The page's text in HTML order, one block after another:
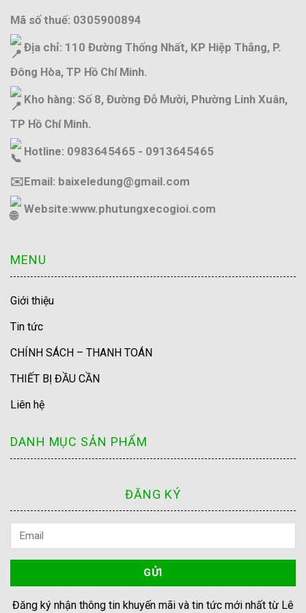
Mã số thuế: 0305900894
Địa chỉ: 110 Đường Thống Nhất, KP Hiệp Thắng, P.
Đông Hòa, TP Hồ Chí Minh.
Kho hàng: Số 8, Đường Đỗ Mười, Phường Linh Xuân,
TP Hồ Chí Minh.
Hotline: 0983645465 - 0913645465
✉️Email: baixeledung@gmail.com
Website:www.phutungxecogioi.com
MENU
Giới thiệu
Tin tức
CHÍNH SÁCH – THANH TOÁN
THIẾT BỊ ĐẦU CẦN
Liên hệ
DANH MỤC SẢN PHẨM
ĐĂNG KÝ
Đăng ký nhận thông tin khuyến mãi và tin tức mới nhất từ Lê